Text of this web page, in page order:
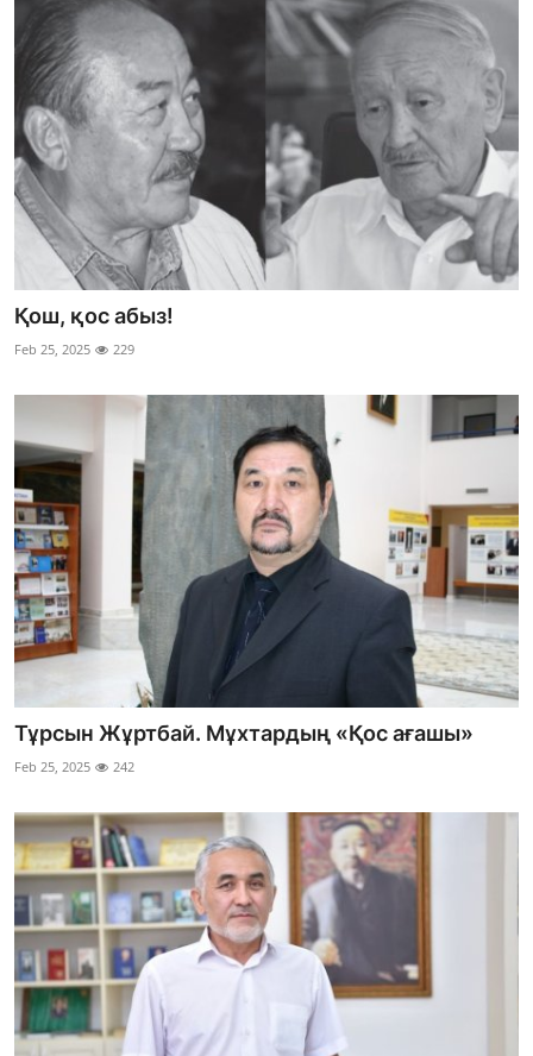
Қош, қос абыз!
Feb 25, 2025 229
Тұрсын Жұртбай. Мұхтардың «Қос ағашы»
Feb 25, 2025 242